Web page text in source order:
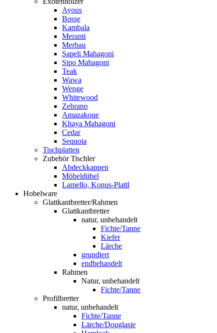
Ayous
Bosse
Kambala
Meranti
Merbau
Sapeli Mahagoni
Sipo Mahagoni
Teak
Wawa
Wenge
Whitewood
Zebrano
Amazakoue
Khaya Mahagoni
Cedar
Sequoia
Tischplatten
Zubehör Tischler
Abdeckkappen
Möbeldübel
Lamello, Konus-Plattl
Hobelware
Glattkantbretter/Rahmen
Glattkantbretter
natur, unbehandelt
Fichte/Tanne
Kiefer
Lärche
grundiert
endbehandelt
Rahmen
Natur, unbehandelt
Fichte/Tanne
Profilbretter
natur, unbehandelt
Fichte/Tanne
Lärche/Douglasie